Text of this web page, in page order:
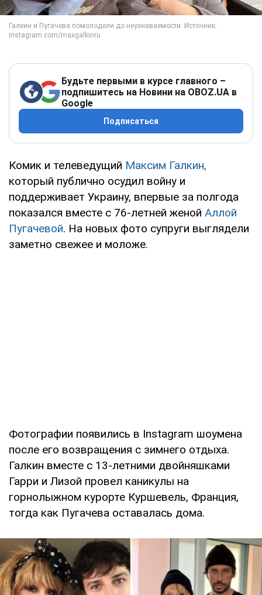
Будьте первыми в курсе главного –
подпишитесь на Новини на OBOZ.UA в
Google
Подписаться
Комик и телеведущий Максим Галкин,
который публично осудил войну и
поддерживает Украину, впервые за полгода
показался вместе с 76-летней женой Аллой
Пугачевой. На новых фото супруги выглядели
заметно свежее и моложе.
Фотографии появились в Instagram шоумена
после его возвращения с зимнего отдыха.
Галкин вместе с 13-летними двойняшками
Гарри и Лизой провел каникулы на
горнолыжном курорте Куршевель, Франция,
тогда как Пугачева оставалась дома.